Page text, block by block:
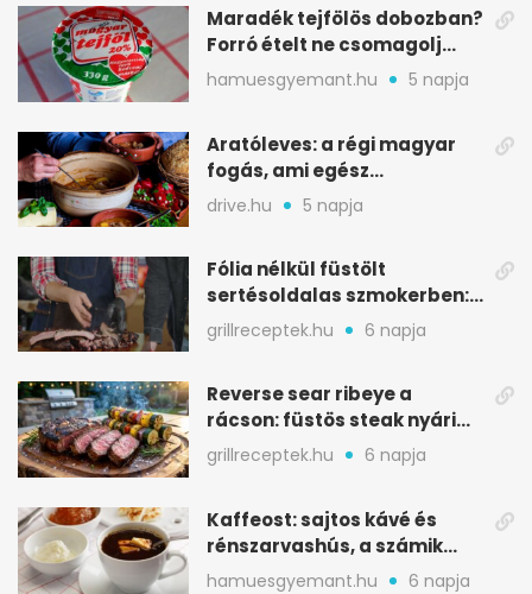
Maradék tejfölös dobozban?
Forró ételt ne csomagolj
ilyen tégelybe
hamuesgyemant.hu 5 napja
Aratóleves: a régi magyar
fogás, ami egész
csapatokat jóllakatott
drive.hu 5 napja
Fólia nélkül füstölt
sertésoldalas szmokerben:
ropogós bark, 6 óra
grillreceptek.hu 6 napja
Reverse sear ribeye a
rácson: füstös steak nyári
tökkebabbal
grillreceptek.hu 6 napja
Kaffeost: sajtos kávé és
rénszarvashús, a számik
melegítő itala
hamuesgyemant.hu 6 napja